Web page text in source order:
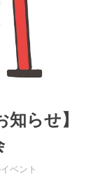
らせ】
ベント